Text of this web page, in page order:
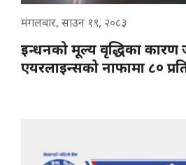
मंगलबार, साउन १९, २०८३
इन्धनको मूल्य वृद्धिका कारण
एयरलाइन्सको नाफामा ८०